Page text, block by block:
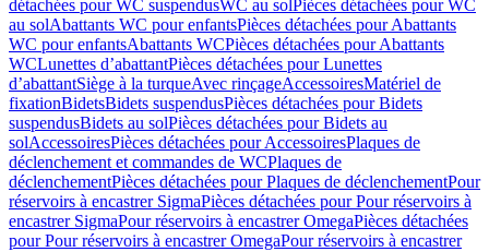
détachées pour WC suspendusWC au solPièces détachées pour WC
au solAbattants WC pour enfantsPièces détachées pour Abattants
WC pour enfantsAbattants WCPièces détachées pour Abattants
WCLunettes d’abattantPièces détachées pour Lunettes
d’abattantSiège à la turqueAvec rinçageAccessoiresMatériel de
fixationBidetsBidets suspendusPièces détachées pour Bidets
suspendusBidets au solPièces détachées pour Bidets au
solAccessoiresPièces détachées pour AccessoiresPlaques de
déclenchement et commandes de WCPlaques de
déclenchementPièces détachées pour Plaques de déclenchementPour
réservoirs à encastrer SigmaPièces détachées pour Pour réservoirs à
encastrer SigmaPour réservoirs à encastrer OmegaPièces détachées
pour Pour réservoirs à encastrer OmegaPour réservoirs à encastrer